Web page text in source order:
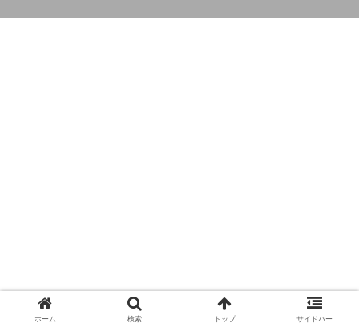
ホーム 検索 トップ サイドバー